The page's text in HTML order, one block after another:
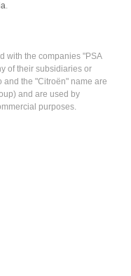
.
with the companies "PSA
of their subsidiaries or
and the "Citroën" name are
and are used by
purposes.